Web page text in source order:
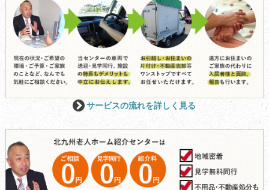
サービスの流れを詳しく見る